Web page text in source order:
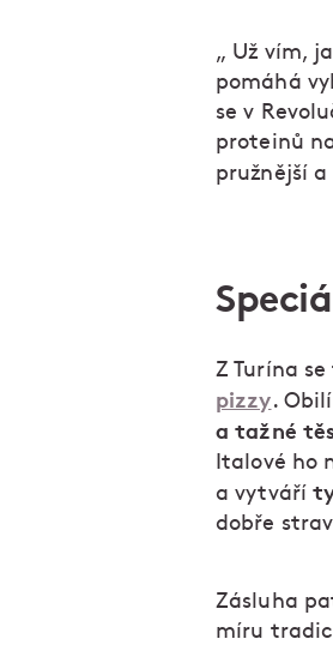
„ Už vím,
pomáhá
se v
proteinů
pružnější a
Z Turína
pizzy.
a tažné
Italové ho
a vytváří
dobře
Zásluha
míru